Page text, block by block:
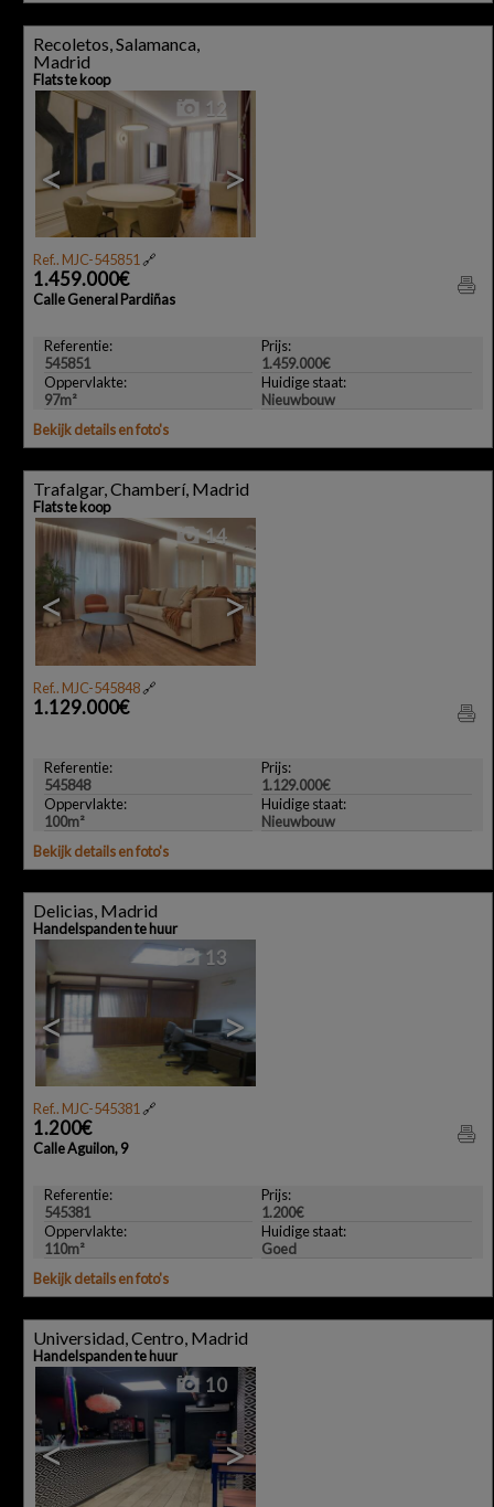
Recoletos, Salamanca,
Madrid
Flats te koop
< >
12
Ref.. MJC-545851🔗
1.459.000€
Calle General Pardiñas
Referentie:
545851
Prijs:
1.459.000€
Oppervlakte:
97m²
Huidige staat:
Nieuwbouw
Bekijk details en foto's
Trafalgar, Chamberí, Madrid
Flats te koop
< >
14
Ref.. MJC-545848🔗
1.129.000€
Referentie:
545848
Prijs:
1.129.000€
Oppervlakte:
100m²
Huidige staat:
Nieuwbouw
Bekijk details en foto's
Delicias, Madrid
Handelspanden te huur
< >
13
Ref.. MJC-545381 🔗
1.200€
Calle Aguilon, 9
Referentie:
545381
Prijs:
1.200€
Oppervlakte:
110m²
Huidige staat:
Goed
Bekijk details en foto's
Universidad, Centro, Madrid
Handelspanden te huur
< >
10